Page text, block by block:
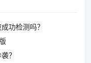
功检测吗？
？